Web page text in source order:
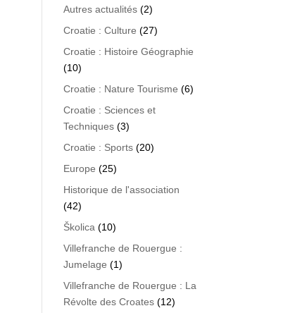
Autres actualités (2)
Croatie : Culture (27)
Croatie : Histoire Géographie
(10)
Croatie : Nature Tourisme (6)
Croatie : Sciences et
Techniques (3)
Croatie : Sports (20)
Europe (25)
Historique de l'association
(42)
Školica (10)
Villefranche de Rouergue :
Jumelage (1)
Villefranche de Rouergue : La
Révolte des Croates (12)